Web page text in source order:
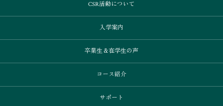
CSR活動について
入学案内
卒業⽣＆在学⽣の声
コース紹介
サポート